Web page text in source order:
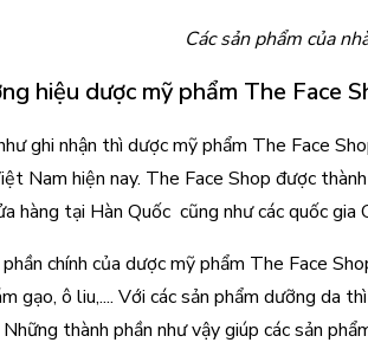
Các sản phẩm của
hiệu dược mỹ phẩm The Face
ghi nhận thì dược mỹ phẩm The Face
Nam hiện nay. The Face Shop được
hàng tại Hàn Quốc  cũng như các quốc gia
chính của dược mỹ phẩm The Face
gạo, ô liu,.... Với các sản phẩm dưỡng da
Những thành phần như vậy giúp các sản